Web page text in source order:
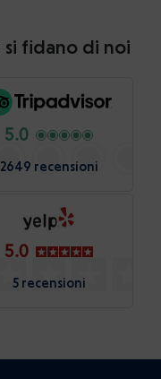
si fidano di noi
5.0
2649 recensioni
5.0
5 recensioni